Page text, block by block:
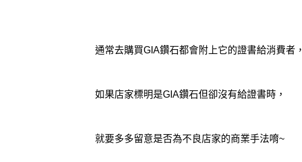
通常去購買GIA鑽石都會附上它的證書給消費者，
如果店家標明是GIA鑽石但卻沒有給證書時，
就要多多留意是否為不良店家的商業手法唷~